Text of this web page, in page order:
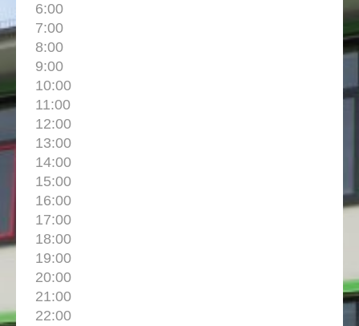
6:00
7:00
8:00
9:00
10:00
11:00
12:00
13:00
14:00
15:00
16:00
17:00
18:00
19:00
20:00
21:00
22:00